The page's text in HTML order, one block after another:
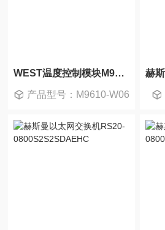
WEST温度控制模块M9610-W06
产品型号：M9610-W06